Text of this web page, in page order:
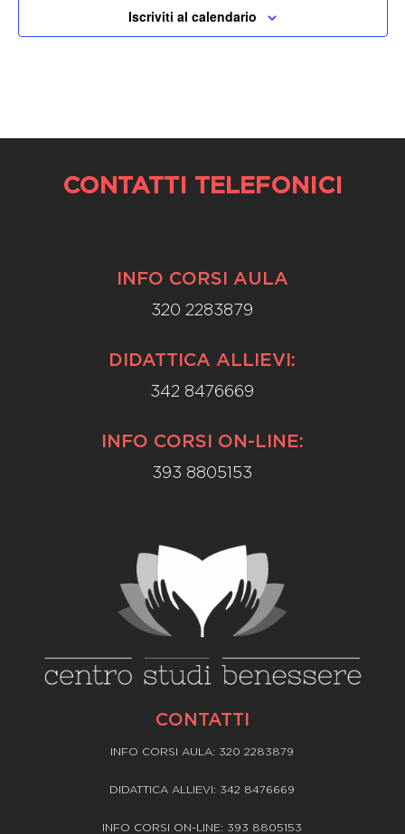
Iscriviti al calendario
CONTATTI TELEFONICI
INFO CORSI AULA
320 2283879
DIDATTICA ALLIEVI:
342 8476669
INFO CORSI ON-LINE:
393 8805153
CONTATTI
INFO CORSI AULA: 320 2283879
DIDATTICA ALLIEVI: 342 8476669
INFO CORSI ON-LINE: 393 8805153